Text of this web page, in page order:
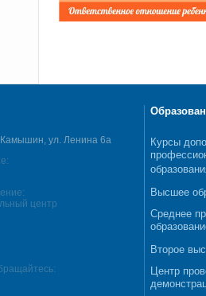
Камышин, ул. Ленина 6а
центр
Курсы
Высшее
Среднее
Второе
Центр